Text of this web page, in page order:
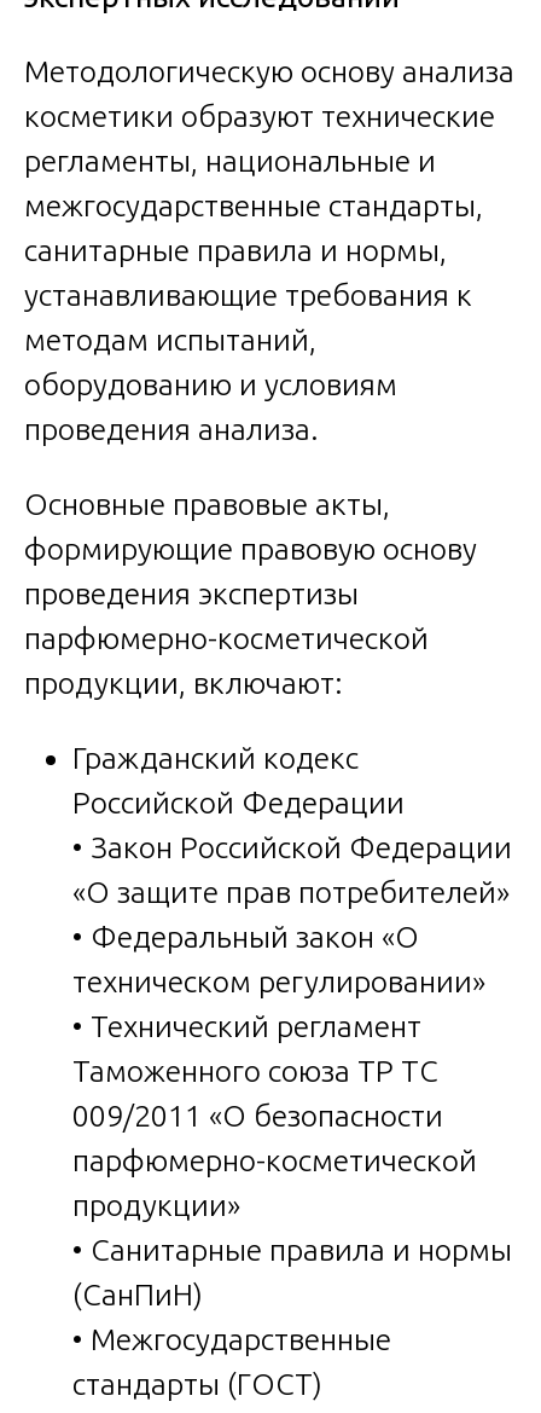
Методологическую основу анализа
косметики образуют технические
регламенты, национальные и
межгосударственные стандарты,
санитарные правила и нормы,
устанавливающие требования к
методам испытаний,
оборудованию и условиям
проведения анализа.
Основные правовые акты,
формирующие правовую основу
проведения экспертизы
парфюмерно-косметической
продукции, включают:
Гражданский кодекс
Российской Федерации
• Закон Российской Федерации
«О защите прав потребителей»
• Федеральный закон «О
техническом регулировании»
• Технический регламент
Таможенного союза ТР ТС
009/2011 «О безопасности
парфюмерно-косметической
продукции»
• Санитарные правила и нормы
(СанПиН)
• Межгосударственные
стандарты (ГОСТ)